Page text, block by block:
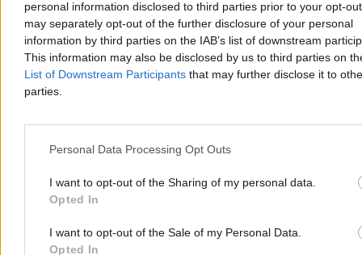
personal information disclosed to third parties prior to your opt-
may separately opt-out of the further disclosure of your personal
information by third parties on the IAB’s list of downstream
This information may also be disclosed by us to third parties on
List of Downstream Participants that may further disclose it to
parties.
Personal Data Processing Opt Outs
I want to opt-out of the Sharing of my personal data.
Opted In
I want to opt-out of the Sale of my Personal Data.
Opted In
spokojem wkroczyły dwie kapibary. Największe gryzonie świata
bez pośpiechu zwiedziły recepcję, nie przejmując się obecnością
ludzi.
Agnieszka Waś-Turecka
2 min
Reklama